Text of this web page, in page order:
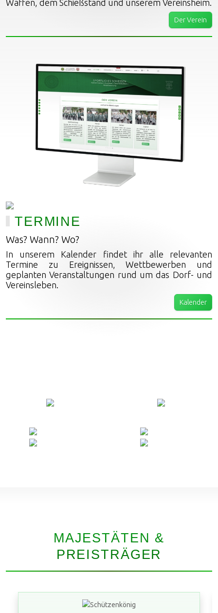
Waffen, dem Schießstand und unserem Vereinsheim.
Der Verein
TERMINE
Was? Wann? Wo?
In unserem Kalender findet ihr alle relevanten
Termine zu Ereignissen, Wettbewerben und
geplanten Veranstaltungen rund um das Dorf- und
Vereinsleben.
Kalender
MAJESTÄTEN &
PREISTRÄGER